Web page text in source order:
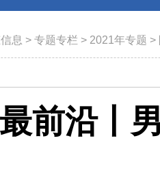
息 > 专题专栏 > 2021年专题 >
前沿丨